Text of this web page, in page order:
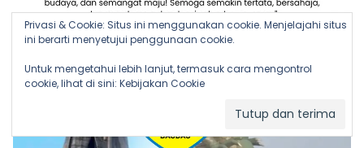
Privasi & Cookie: Situs ini menggunakan cookie. Menjelajahi situs
ini berarti menyetujui penggunaan cookie.
Untuk mengetahui lebih lanjut, termasuk cara mengontrol
cookie, lihat di sini: Kebijakan Cookie